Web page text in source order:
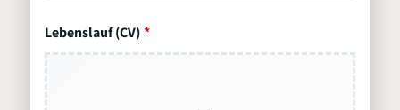
Lebenslauf (CV)